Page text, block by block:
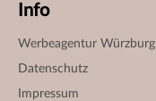
Info
Werbeagentur Würzburg
Datenschutz
Impressum